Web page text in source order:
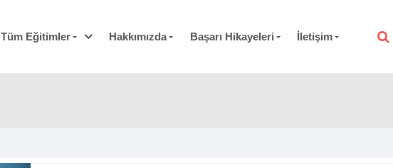
Tüm Eğitimler Hakkımızda Başarı Hikayeleri İletişim